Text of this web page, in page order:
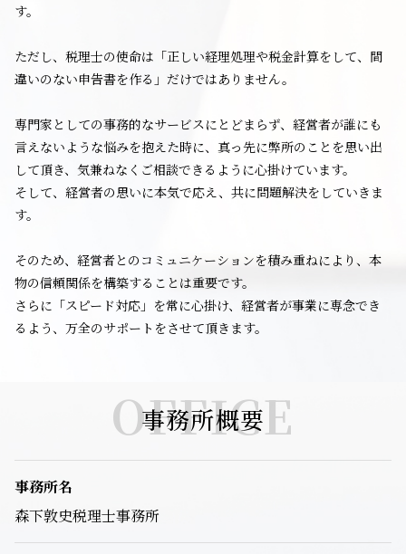
す。
ただし、税理士の使命は「正しい経理処理や税金計算をして、間
違いのない申告書を作る」だけではありません。
専門家としての事務的なサービスにとどまらず、経営者が誰にも
言えないような悩みを抱えた時に、真っ先に弊所のことを思い出
して頂き、気兼ねなくご相談できるように心掛けています。
そして、経営者の思いに本気で応え、共に問題解決をしていきま
す。
そのため、経営者とのコミュニケーションを積み重ねにより、本
物の信頼関係を構築することは重要です。
さらに「スピード対応」を常に心掛け、経営者が事業に専念でき
るよう、万全のサポートをさせて頂きます。
OFFICE
事務所概要
事務所名
森下敦史税理士事務所